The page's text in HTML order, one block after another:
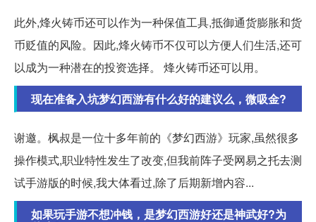
此外,烽火铸币还可以作为一种保值工具,抵御通货膨胀和货
币贬值的风险。因此,烽火铸币不仅可以方便人们生活,还可
以成为一种潜在的投资选择。 烽火铸币还可以用。
现在准备入坑梦幻西游有什么好的建议么，微吸金?
谢邀。枫叔是一位十多年前的《梦幻西游》玩家,虽然很多
操作模式,职业特性发生了改变,但我前阵子受网易之托去测
试手游版的时候,我大体看过,除了后期新增内容...
如果玩手游不想冲钱，是梦幻西游好还是神武好?为